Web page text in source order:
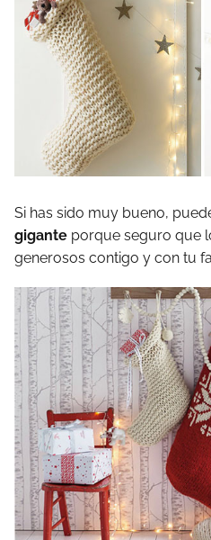
Si has sido muy bueno,
gigante porque seguro que
generosos contigo y con tu